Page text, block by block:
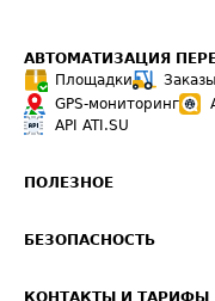
АВТОМАТИЗАЦИЯ
Площадки
Заказы
GPS-мониторинг
API ATI.SU
ПОЛЕЗНОЕ
Звезды ATI.SU на вашем
БЕЗОПАСНОСТЬ
КОНТАКТЫ И ТАРИФЫ